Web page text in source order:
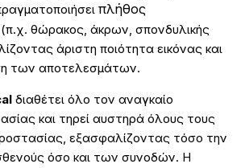
πλήθος
(π.χ. θώρακος, άκρων, σπονδυλικής
άριστη ποιότητα εικόνας και
των αποτελεσμάτων.
διαθέτει όλο τον αναγκαίο
και τηρεί αυστηρά όλους τους
εξασφαλίζοντας τόσο την
όσο και των συνοδών. Η